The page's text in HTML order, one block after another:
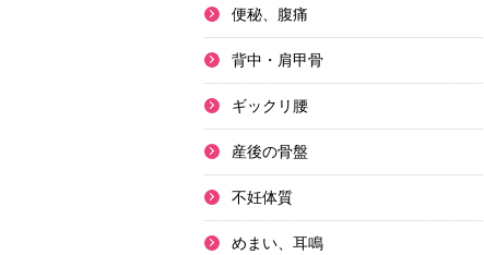
便秘、腹痛
背中・肩甲骨
ギックリ腰
産後の骨盤
不妊体質
めまい、耳鳴